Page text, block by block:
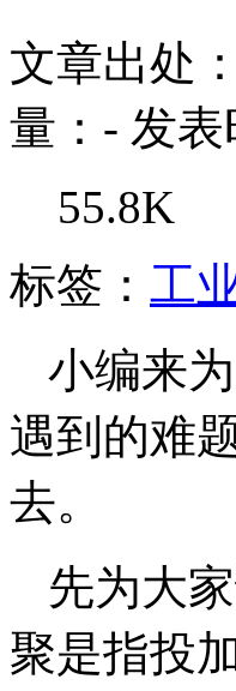
文章出处
量： - 发表
55.8K
标签： 工
小编来
遇到的难
去。
先为大
聚是指投